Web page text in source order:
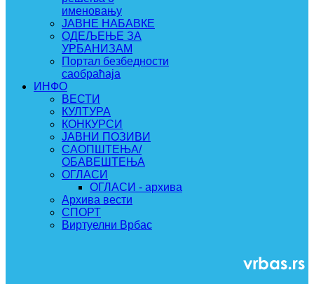
именовању
ЈАВНЕ НАБАВКЕ
ОДЕЉЕЊЕ ЗА
УРБАНИЗАМ
Портал безбедности
саобраћаја
ИНФО
ВЕСТИ
КУЛТУРА
КОНКУРСИ
ЈАВНИ ПОЗИВИ
САОПШТЕЊА/
ОБАВЕШТЕЊА
ОГЛАСИ
ОГЛАСИ - архива
Архива вести
СПОРТ
Виртуелни Врбас